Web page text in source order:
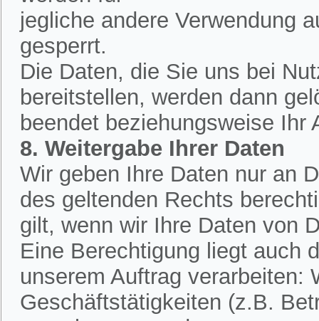
jegliche andere Verwendung
gesperrt.
Die Daten, die Sie uns bei
bereitstellen, werden dann
beendet beziehungsweise
8. Weitergabe Ihrer Daten
Wir geben Ihre Daten nur an
des geltenden Rechts
gilt, wenn wir Ihre Daten von
Eine Berechtigung liegt auch
unserem Auftrag verarbeiten:
Geschäftstätigkeiten (z.B.